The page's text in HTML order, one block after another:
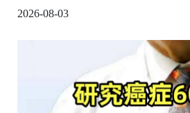
2026-08-03